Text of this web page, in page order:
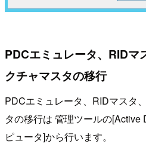
PDCエミュレータ、RIDマ
クチャマスタの移行
PDCエミュレータ、RIDマスタ
タの移行は 管理ツールの[Active
ピュータ]から行います。